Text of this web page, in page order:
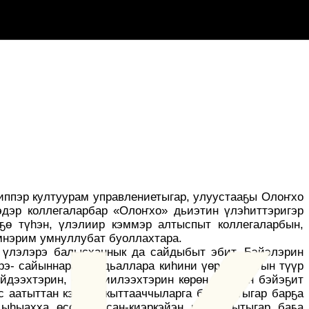
култуурам управлениетыгар, улуустааҕы Олоҥхо
коллегаларбар «Олоҥхо» дьиэтин үлэһиттэригэр
түһэн, үлэлиир кэммэр алтыспыт коллегаларбын,
умнуллубат буоллахтара.
балысханнык да сайдыбыт эбит. Бэйэлэрин
сайыннара сылдьаллара киһини үөрдэр. Атын түүр
ситиһиилээхтэрин көрөн ырытан бэйэҕит
кэлбит кыттааччыларга барыгытыгар барҕа